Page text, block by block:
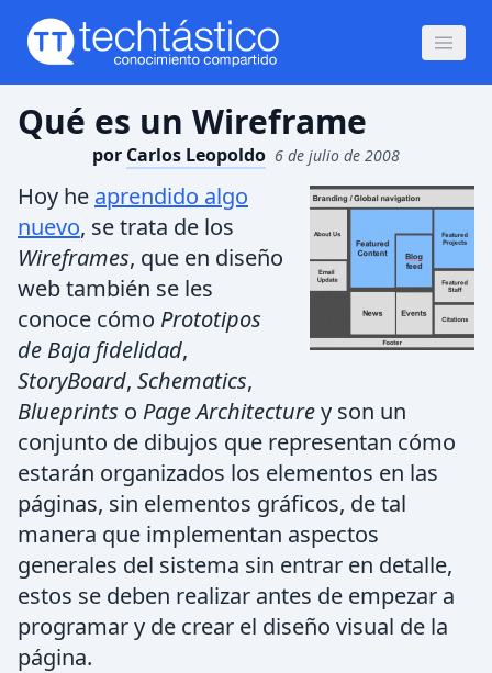
Qué es un Wireframe
por Carlos Leopoldo 6 de julio de 2008
Hoy he aprendido algo
nuevo, se trata de los
Wireframes, que en diseño
web también se les
conoce cómo Prototipos
de Baja fidelidad,
StoryBoard, Schematics,
Blueprints o Page Architecturey son un
conjunto de dibujos que representan cómo
estarán organizados los elementos en las
páginas, sin elementos gráficos, de tal
manera que implementan aspectos
generales del sistema sin entrar en detalle,
estos se deben realizar antes de empezar a
programar y de crear el diseño visual de la
página.